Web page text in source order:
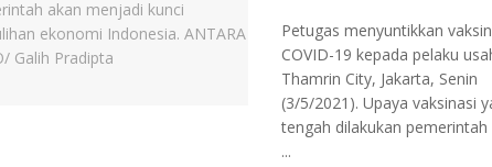
Petugas menyuntikkan vaksin
COVID-19 kepada pelaku
Thamrin City, Jakarta, Senin
(3/5/2021). Upaya vaksinasi
tengah dilakukan pemerintah
...